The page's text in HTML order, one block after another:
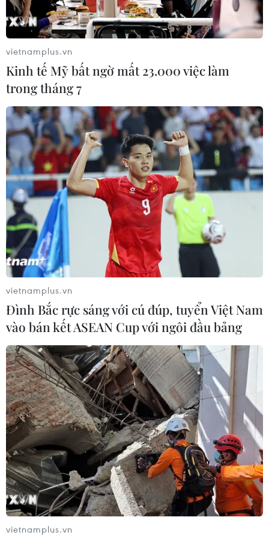
(Vietnam+)
#Mứt Tết #Tết 2017
#Tết Đinh Dậu
#Mua sắm
#Dự trữ hàng Tết
#Hàng bình ổn giá
#Siêu thị
#Sở Công Thương Hà Nội
#Quản lý thị trường
#Hàng giả
#Hàng lậu
#An toàn vệ sinh thực phẩm
Theo dõi VietnamPlus
TIN LIÊN QUAN
vietnamplus.vn
Kinh tế Mỹ bất ngờ mất 23.000 việc làm
trong tháng 7
vietnamplus.vn
Đình Bắc rực sáng với cú đúp, tuyển Việt Nam
vào bán kết ASEAN Cup với ngôi đầu bảng
vietnamplus.vn